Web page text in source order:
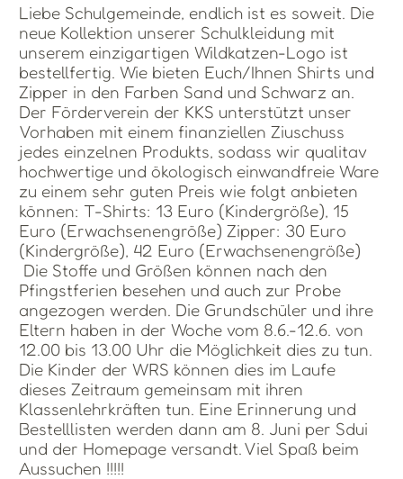
Liebe Schulgemeinde, endlich ist es soweit. Die
neue Kollektion unserer Schulkleidung mit
unserem einzigartigen Wildkatzen-Logo ist
bestellfertig. Wie bieten Euch/Ihnen Shirts und
Zipper in den Farben Sand und Schwarz an.
Der Förderverein der KKS unterstützt unser
Vorhaben mit einem finanziellen Ziuschuss
jedes einzelnen Produkts, sodass wir qualitav
hochwertige und ökologisch einwandfreie Ware
zu einem sehr guten Preis wie folgt anbieten
können: T-Shirts: 13 Euro (Kindergröße), 15
Euro (Erwachsenengröße) Zipper: 30 Euro
(Kindergröße), 42 Euro (Erwachsenengröße)
Die Stoffe und Größen können nach den
Pfingstferien besehen und auch zur Probe
angezogen werden. Die Grundschüler und ihre
Eltern haben in der Woche vom 8.6.-12.6. von
12.00 bis 13.00 Uhr die Möglichkeit dies zu tun.
Die Kinder der WRS können dies im Laufe
dieses Zeitraum gemeinsam mit ihren
Klassenlehrkräften tun. Eine Erinnerung und
Bestelllisten werden dann am 8. Juni per Sdui
und der Homepage versandt. Viel Spaß beim
Aussuchen !!!!!